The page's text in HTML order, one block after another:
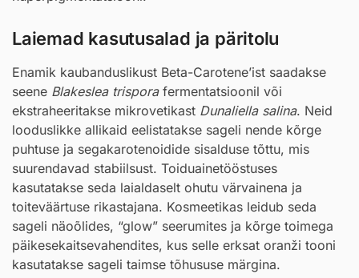
Laiemad kasutusalad ja päritolu
Enamik kaubanduslikust Beta-Carotene’ist saadakse
seene Blakeslea trisporafermentatsioonil või
ekstraheeritakse mikrovetikast Dunaliella salina. Neid
looduslikke allikaid eelistatakse sageli nende kõrge
puhtuse ja segakarotenoidide sisalduse tõttu, mis
suurendavad stabiilsust. Toiduainetööstuses
kasutatakse seda laialdaselt ohutu värvainena ja
toiteväärtuse rikastajana. Kosmeetikas leidub seda
sageli näoõlides, “glow” seerumites ja kõrge toimega
päikesekaitsevahendites, kus selle erksat oranži tooni
kasutatakse sageli taimse tõhususe märgina.